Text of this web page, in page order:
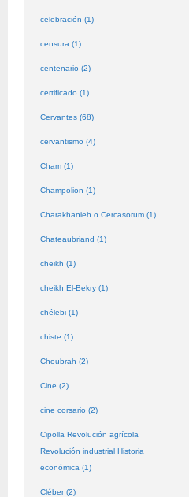
celebración (1)
censura (1)
centenario (2)
certificado (1)
Cervantes (68)
cervantismo (4)
Cham (1)
Champolion (1)
Charakhanieh o Cercasorum (1)
Chateaubriand (1)
cheikh (1)
cheikh El-Bekry (1)
chélebi (1)
chiste (1)
Choubrah (2)
Cine (2)
cine corsario (2)
Cipolla Revolución agrícola
Revolución industrial Historia
económica (1)
Cléber (2)